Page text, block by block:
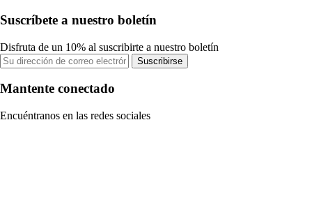
Suscríbete a nuestro boletín
Disfruta de un 10% al suscribirte a nuestro boletín
Suscribirse
Mantente conectado
Encuéntranos en las redes sociales